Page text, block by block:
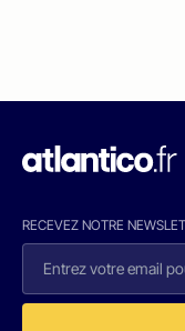
RECEVEZ NOTRE